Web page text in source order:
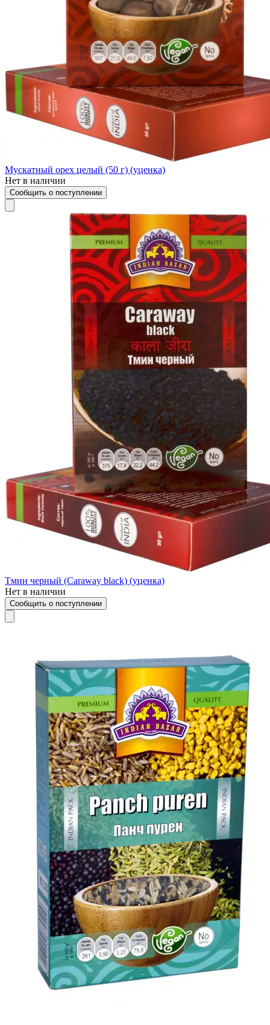
Мускатный орех целый (50 г) (уценка)
Нет в наличии
Сообщить о поступлении
Тмин черный (Сaraway black) (уценка)
Нет в наличии
Сообщить о поступлении